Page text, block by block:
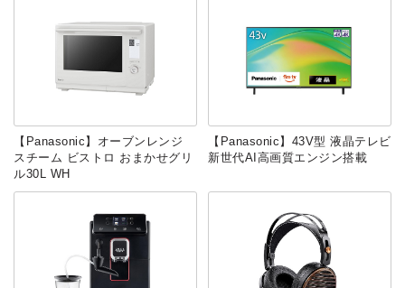
【Panasonic】オーブンレンジ
スチーム ビストロ おまかせグリ
ル30L WH
【Panasonic】43V型 液晶テレビ
新世代AI高画質エンジン搭載